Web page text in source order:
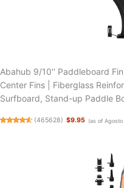
Abahub 9/10'' Paddleboard
Center Fins | Fiberglass
Surfboard, Stand-up Paddle
(465628) $9.95 (as of